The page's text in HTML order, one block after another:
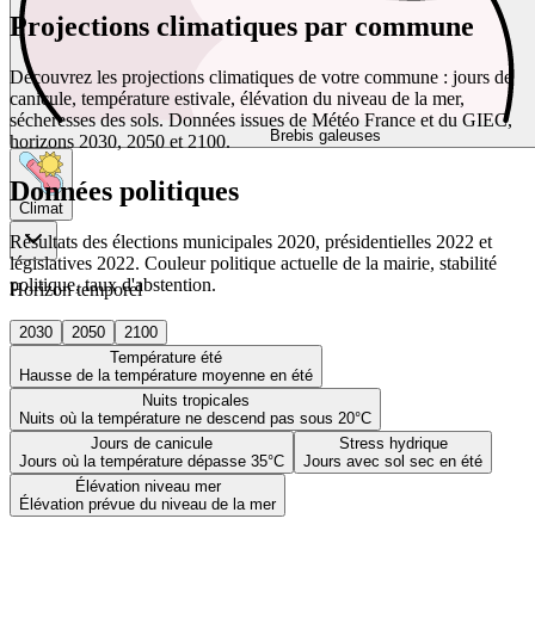
Brebis galeuses
Climat
Horizon temporel
2030 2050
2100
Température été
Hausse de la température moyenne en été
Nuits tropicales
Nuits où la température ne descend pas sous 20°C
Jours de canicule
Jours où la température dépasse 35°C
Stress hydrique
Jours avec sol sec en été
Élévation niveau mer
Élévation prévue du niveau de la mer
Projections climatiques par commune
Découvrez les projections climatiques de votre commune : jours de
canicule, température estivale, élévation du niveau de la mer,
sécheresses des sols. Données issues de Météo France et du GIEC,
horizons 2030, 2050 et 2100.
Données politiques
Résultats des élections municipales 2020, présidentielles 2022 et
législatives 2022. Couleur politique actuelle de la mairie, stabilité
politique, taux d'abstention.